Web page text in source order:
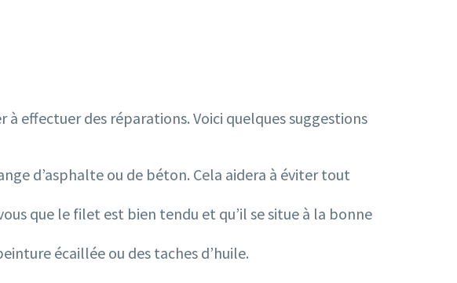
effectuer des réparations. Voici quelques suggestions
d’asphalte ou de béton. Cela aidera à éviter tout
que le filet est bien tendu et qu’il se situe à la bonne
écaillée ou des taches d’huile.